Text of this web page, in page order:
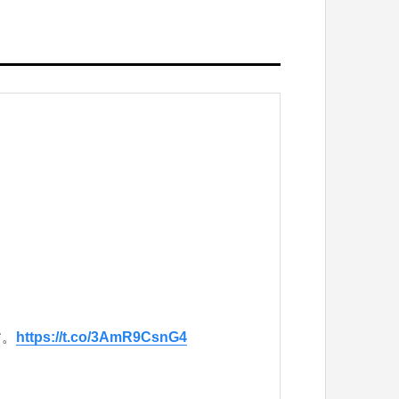
https://t.co/3AmR9CsnG4